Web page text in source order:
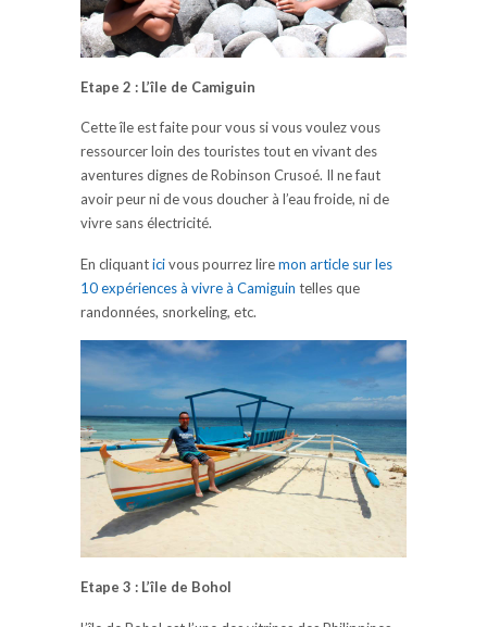
Etape 2 : L’île de Camiguin
Cette île est faite pour vous si vous voulez vous
ressourcer loin des touristes tout en vivant des
aventures dignes de Robinson Crusoé. Il ne faut
avoir peur ni de vous doucher à l’eau froide, ni de
vivre sans électricité.
En cliquanticivous pourrez liremon article sur les
10 expériences à vivre à Camiguin telles que
randonnées, snorkeling, etc.
Etape 3 : L’île de Bohol